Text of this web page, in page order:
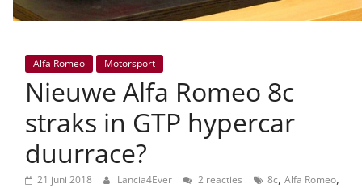
Alfa Romeo Motorsport
Nieuwe Alfa Romeo 8c
straks in GTP hypercar
duurrace?
21 juni 2018 Lancia4Ever 2 reacties 8c, Alfa Romeo,